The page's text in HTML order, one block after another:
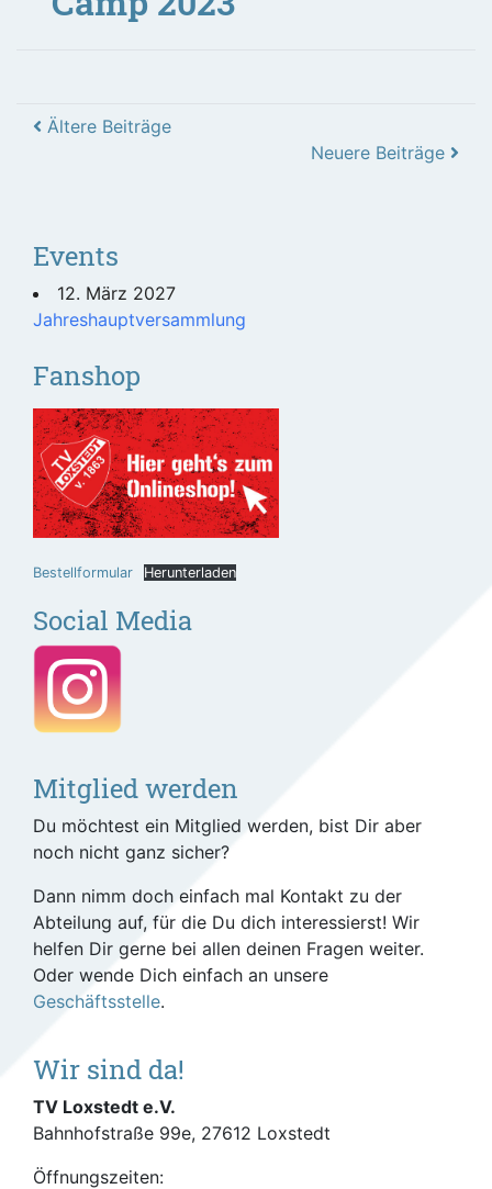
Ältere Beiträge
Neuere Beiträge
Events
12. März 2027
Jahreshauptversammlung
Fanshop
Bestellformular Herunterladen
Social Media
Mitglied werden
Du möchtest ein Mitglied werden, bist Dir aber
noch nicht ganz sicher?
Dann nimm doch einfach mal Kontakt zu der
Abteilung auf, für die Du dich interessierst! Wir
helfen Dir gerne bei allen deinen Fragen weiter.
Oder wende Dich einfach an unsere
Geschäftsstelle.
Wir sind da!
TV Loxstedt e.V.
Bahnhofstraße 99e, 27612 Loxstedt
Öffnungszeiten: